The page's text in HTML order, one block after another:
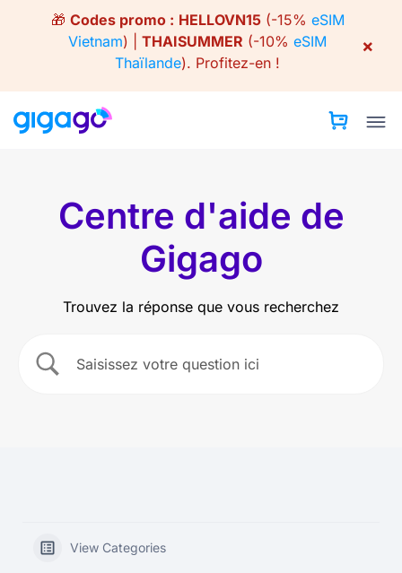
🎁 Codes promo : HELLOVN15(-15% eSIM
Vietnam) | THAISUMMER (-10% eSIM
Thaïlande). Profitez-en !
×
Centre d'aide de
Gigago
Trouvez la réponse que vous recherchez
View Categories